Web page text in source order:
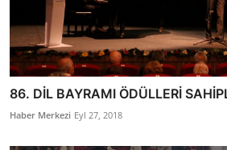
86. DİL BAYRAMI ÖDÜLLERİ
Haber Merkezi Eyl 27, 2018